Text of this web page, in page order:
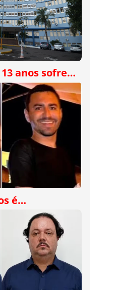
anos sofre…
é…